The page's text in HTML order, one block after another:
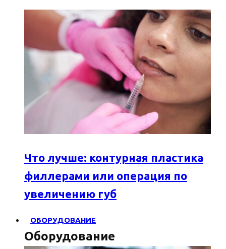
Что лучше: контурная пластика
филлерами или операция по
увеличению губ
ОБОРУДОВАНИЕ
Оборудование